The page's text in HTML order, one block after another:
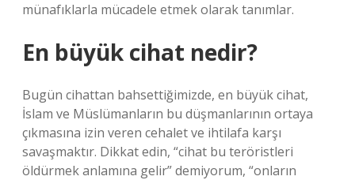
münafıklarla mücadele etmek olarak tanımlar.
En büyük cihat nedir?
Bugün cihattan bahsettiğimizde, en büyük cihat,
İslam ve Müslümanların bu düşmanlarının ortaya
çıkmasına izin veren cehalet ve ihtilafa karşı
savaşmaktır. Dikkat edin, “cihat bu teröristleri
öldürmek anlamına gelir” demiyorum, “onların